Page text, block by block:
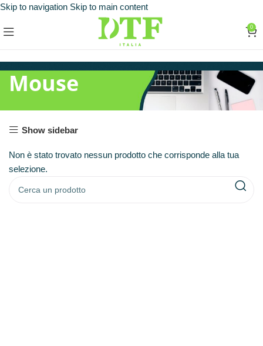
Skip to navigation Skip to main content
0
Mouse
Show sidebar
Non è stato trovato nessun prodotto che corrisponde alla tua
selezione.